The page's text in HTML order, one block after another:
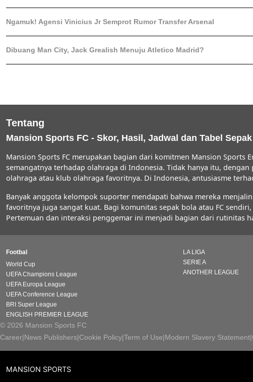
Ngamuk! Agensi Vinicius Jr Semprot Rumor Transfer Arsenal
Dibuang Man City, Jack Grealish Menuju Atletico Madrid?
Tentang
Mansion Sports FC - Skor, Hasil, Jadwal dan Tabel
Mansion Sports FC merupakan bagian dari komitmen Mansion
semangatnya terhadap olahraga di Indonesia. Tidak hanya itu,
olahraga atau klub olahraga favoritnya. Di Indonesia, antusiasme
Banyak anggota kelompok suporter mendapati bahwa mereka
favoritnya juga sangat kuat. Bagi komunitas sepak bola atau FC
Pertemuan dan interaksi penggemar ini menjadi bagian dari rutinitas
Footbal
World Cup
UEFA Champions League
UEFA Europa League
UEFA Conference League
BRI Super League
ENGLISH PREMIER LEAGUE
LA LIGA
SERIE A
ANOTHER LEAGUE
© 2026 Mansion Sports FC
Career|News Publishers|Cookie Policy|Term of Use|Modern Slavery Statement|
MANSION SPORTS